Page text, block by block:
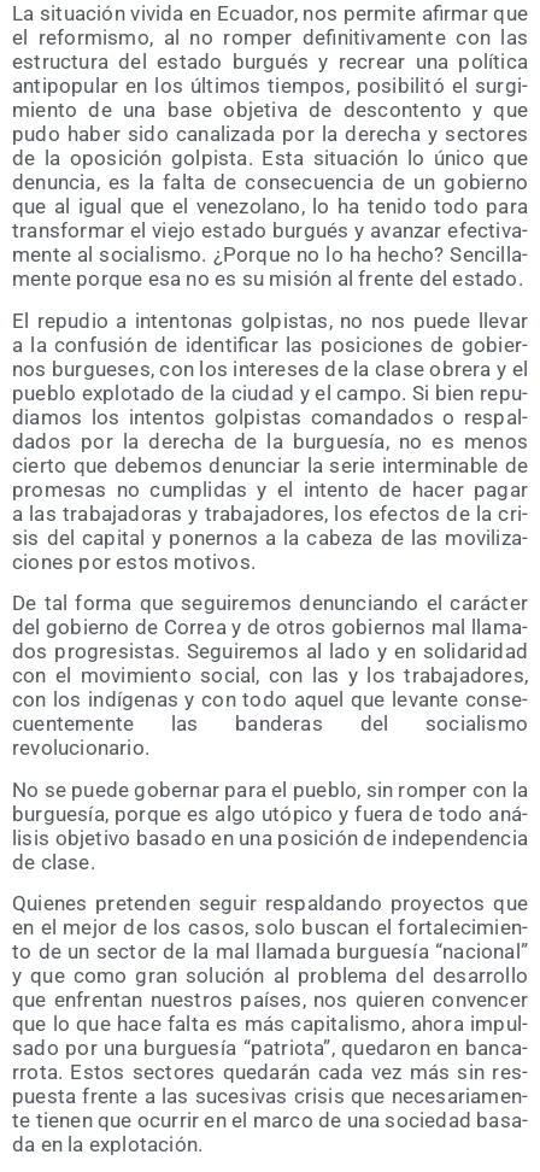
La situa­ción vivi­da en Ecua­dor, nos per­mi­te afir­mar que
el refor­mis­mo, al no rom­per defi­ni­ti­va­men­te con las
estruc­tu­ra del esta­do bur­gués y recrear una polí­ti­ca
anti­po­pu­lar en los últi­mos tiem­pos, posi­bi­li­tó el sur­gi­
mien­to de una base obje­ti­va de des­con­ten­to y que
pudo haber sido cana­li­za­da por la dere­cha y sec­to­res
de la opo­si­ción gol­pis­ta. Esta situa­ción lo úni­co que
denun­cia, es la fal­ta de con­se­cuen­cia de un gobierno
que al igual que el vene­zo­lano, lo ha teni­do todo para
trans­for­mar el vie­jo esta­do bur­gués y avan­zar efec­ti­va­
men­te al socia­lis­mo. ¿Por­que no lo ha hecho? Sen­ci­lla­
men­te por­que esa no es su misión al fren­te del estado.
El repu­dio a inten­to­nas gol­pis­tas, no nos pue­de lle­var
a la con­fu­sión de iden­ti­fi­car las posi­cio­nes de gobier­
nos bur­gue­ses, con los intere­ses de la cla­se obre­ra y el
pue­blo explo­ta­do de la ciu­dad y el cam­po. Si bien repu­
dia­mos los inten­tos gol­pis­tas coman­da­dos o res­pal­
da­dos por la dere­cha de la bur­gue­sía, no es menos
cier­to que debe­mos denun­ciar la serie inter­mi­na­ble de
pro­me­sas no cum­pli­das y el inten­to de hacer pagar
a las tra­ba­ja­do­ras y tra­ba­ja­do­res, los efec­tos de la cri­
sis del capi­tal y poner­nos a la cabe­za de las movi­li­za­
cio­nes por estos motivos.
De tal for­ma que segui­re­mos denun­cian­do el carác­ter
del gobierno de Correa y de otros gobier­nos mal lla­ma­
dos pro­gre­sis­tas. Segui­re­mos al lado y en soli­da­ri­dad
con el movi­mien­to social, con las y los tra­ba­ja­do­res,
con los indí­ge­nas y con todo aquel que levan­te con­se­
cuen­te­men­te las ban­de­ras del socia­lis­mo
revolucionario.
No se pue­de gober­nar para el pue­blo, sin rom­per con la
bur­gue­sía, por­que es algo utó­pi­co y fue­ra de todo aná­
li­sis obje­ti­vo basa­do en una posi­ción de inde­pen­den­cia
de clase.
Quie­nes pre­ten­den seguir res­pal­dan­do pro­yec­tos que
en el mejor de los casos, solo bus­can el for­ta­le­ci­mien­
to de un sec­tor de la mal lla­ma­da bur­gue­sía “nacio­nal”
y que como gran solu­ción al pro­ble­ma del desa­rro­llo
que enfren­tan nues­tros paí­ses, nos quie­ren con­ven­cer
que lo que hace fal­ta es más capi­ta­lis­mo, aho­ra impul­
sa­do por una bur­gue­sía “patrio­ta”, que­da­ron en ban­ca­
rro­ta. Estos sec­to­res que­da­rán cada vez más sin res­
pues­ta fren­te a las suce­si­vas cri­sis que nece­sa­ria­men­
te tie­nen que ocu­rrir en el mar­co de una socie­dad basa­
da en la explotación.